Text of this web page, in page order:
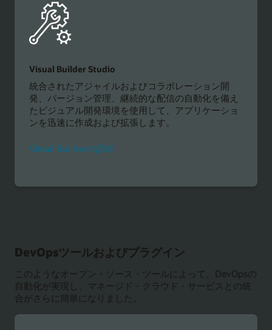
Visual Builder Studio
統合されたアジャイルおよびコラボレーション開
発、バージョン管理、継続的な配信の自動化を備え
たビジュアル開発環境を使用して、アプリケーショ
ンを迅速に作成および拡張します。
Visual Builderの詳細
DevOpsツールおよびプラグイン
このようなオープン・ソース・ツールによって、DevOpsの
自動化が実現し、マネージド・クラウド・サービスとの統
合がさらに簡単になりました。